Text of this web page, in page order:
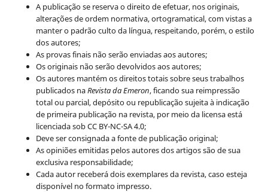
A publicação se reserva o direito de efetuar, nos originais,
alterações de ordem normativa, ortogramatical, com vistas a
manter o padrão culto da língua, respeitando, porém, o estilo
dos autores;
As provas finais não serão enviadas aos autores;
Os originais não serão devolvidos aos autores;
Os autores mantém os direitos totais sobre seus trabalhos
publicados naRevista da Emeron, ficando sua reimpressão
total ou parcial, depósito ou republicação sujeita à indicação
de primeira publicação na revista, por meio da licensa está
licenciada sob CC BY-NC-SA 4.0;
Deve ser consignada a fonte de publicação original;
As opiniões emitidas pelos autores dos artigos são de sua
exclusiva responsabilidade;
Cada autor receberá dois exemplares da revista, caso esteja
disponível no formato impresso.